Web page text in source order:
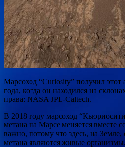
Марсоход “Curiosity” получил этот
года, когда он находился на
права: NASA JPL-Caltech.
В 2018 году марсоход
метана на Марсе меняется вместе
важно, потому что здесь, на
метана являются живые организмы.